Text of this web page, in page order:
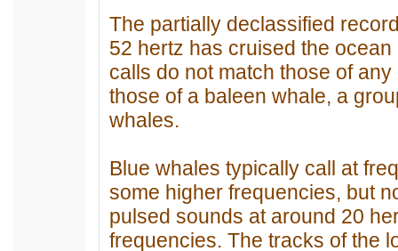
The partially declassified
52 hertz has cruised the
calls do not match those of
those of a baleen whale, a
whales.
Blue whales typically call at
some higher frequencies, but
pulsed sounds at around 20
frequencies. The tracks of the